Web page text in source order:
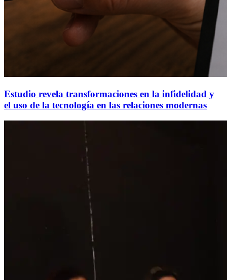
Estudio revela transformaciones en la infidelidad y
el uso de la tecnología en las relaciones modernas